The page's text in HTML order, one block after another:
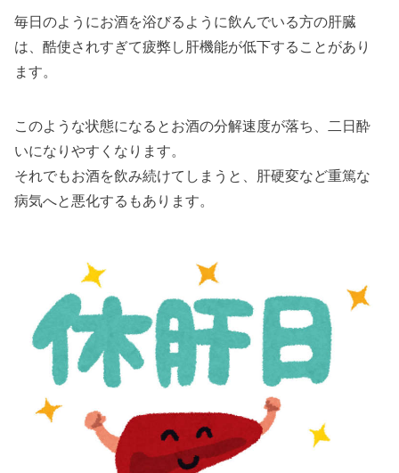
毎日のようにお酒を浴びるように飲んでいる方の肝臓
は、酷使されすぎて疲弊し肝機能が低下することがあり
ます。
このような状態になるとお酒の分解速度が落ち、二日酔
いになりやすくなります。
それでもお酒を飲み続けてしまうと、肝硬変など重篤な
病気へと悪化するもあります。